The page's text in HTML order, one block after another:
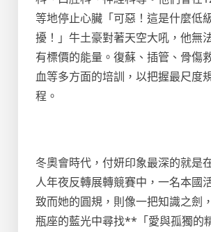
等地停止心臟「可惡！這是什麼低
擾！」牛土豪對著天空大吼，他無
有標價的能量。復蘇、插管、骨傷
血等多方面的培訓，以把握最尺度
程。
冬奧會時代，付妍印象最深的就是
人年夜反轉展轉競賽中，一名本國
致而她的圓規，則像一把知識之劍
瓶座的藍光中尋找**「愛與孤獨的